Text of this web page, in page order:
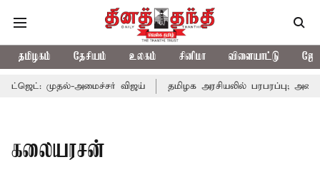
தமிழகம் தேசியம் உலகம் சினிமா விளையாட்டு
முதல்-அமைச்சர் விஜய் தமிழக அரசியலில் பரபரப்பு;
கலையரசன்